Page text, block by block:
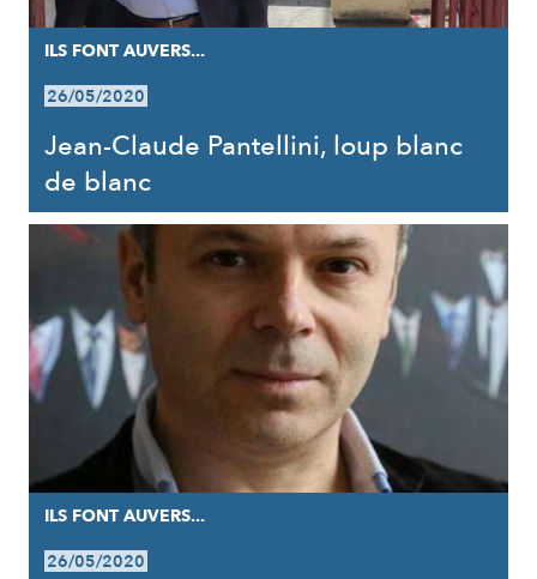
ILS FONT AUVERS...
26/05/2020
Jean-Claude Pantellini, loup blanc
de blanc
ILS FONT AUVERS...
26/05/2020